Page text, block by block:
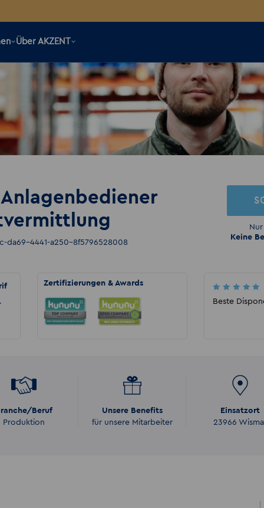
Über AKZENT
da69-4441-a250-8f5796528008
Keine
Zertifizierungen & Awards
Sarah Martin
Ich bin über einen längeren Zeitraum dort
angestellt gewesen und kann nur gutes
sagen. Immer ein off...
Beste
Beruf
Produktion
Unsere Benefits
für unsere Mitarbeiter
Einsatzort
23966